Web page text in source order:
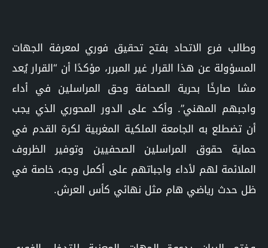
وطالب فرع الاتحاد بفتح تحقيق فوري لمعرفة الجهات
المسؤولة عن هذا القرار غير المبرر، مؤكدًا أن “القرار يُعد
مشا صارخًا بحرية الصحافة وحق المراسلين في أداء
واجبهم المهني”. وأكد على الدور المحوري الذي يجب
أن تضطلع به الجامعة الملكية المغربية لكرة القدم في
حماية حقوق المراسلين الصحفيين وتوفير الظروف
الملائمة لهم لأداء واجباتهم على أكمل وجه، خاصة في
ظل حدث رياضي هام مثل نهائي كأس العرش.